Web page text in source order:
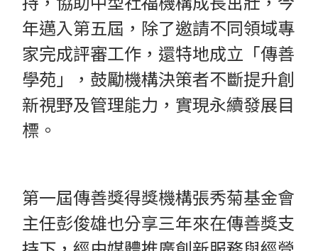
年邁入第五屆，除了邀請不同領域專
家完成評審工作，還特地成立「傳善
學苑」，鼓勵機構決策者不斷提升創
新視野及管理能力，實現永續發展目
標。
第一屆傳善獎得獎機構張秀菊基金會
主任彭俊雄也分享三年來在傳善獎支